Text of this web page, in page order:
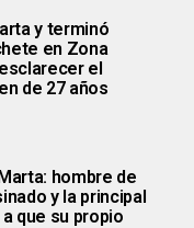
y terminó
en Zona
el
de 27 años
hombre de
y la principal
que su propio